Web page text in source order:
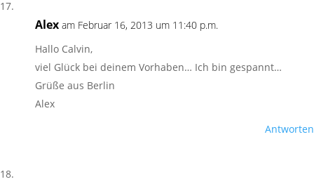
Alex am Februar 16, 2013 um 11:40 p.m.
Hallo Calvin,
viel Glück bei deinem Vorhaben… Ich bin gespannt…
Grüße aus Berlin
Alex
Antworten